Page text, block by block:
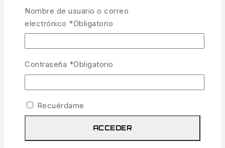
Nombre de usuario o correo
electrónico *Obligatorio
Contraseña *Obligatorio
Recuérdame
ACCEDER